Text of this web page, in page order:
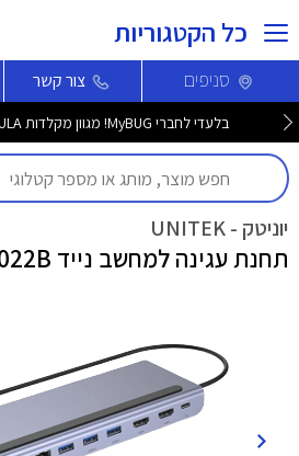
כל הקטגוריות
סניפים צור קשר
בלעדי לחברי MyBUG! מגוון מקלדות AULA ב-20% הנחה >>>
יוניטק - UNITEK
תחנת עגינה למחשב נייד SD1022B